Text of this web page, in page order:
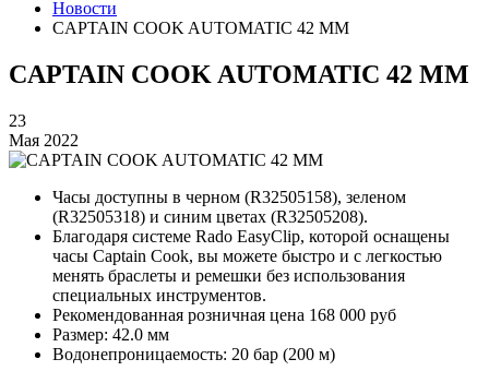
Новости
CAPTAIN COOK AUTOMATIC 42 ММ
CAPTAIN COOK AUTOMATIC 42 ММ
23
Мая 2022
Часы доступны в черном (R32505158), зеленом
(R32505318) и синим цветах (R32505208).
Благодаря системе Rado EasyClip, которой оснащены
часы Captain Cook, вы можете быстро и с легкостью
менять браслеты и ремешки без использования
специальных инструментов.
Рекомендованная розничная цена 168 000 руб
Размер: 42.0 мм
Водонепроницаемость: 20 бар (200 м)